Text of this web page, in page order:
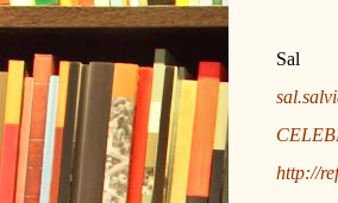
Sal
http://